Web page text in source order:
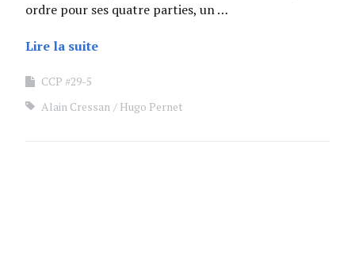
ordre pour ses quatre parties, un …
Lire la suite
CCP #29-5
Alain Cressan
Hugo Pernet